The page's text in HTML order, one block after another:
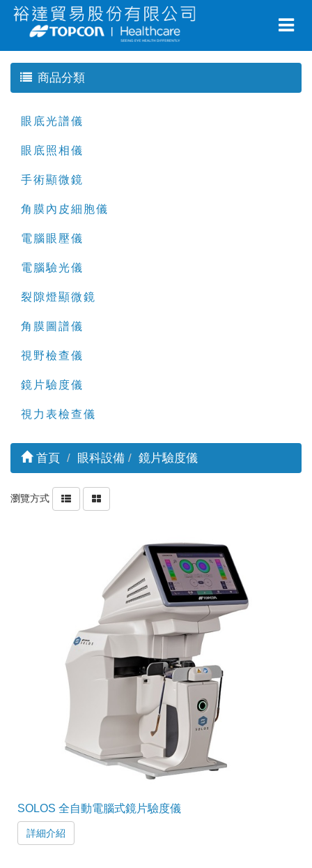
商品分類
眼底光譜儀
眼底照相儀
手術顯微鏡
角膜內皮細胞儀
電腦眼壓儀
電腦驗光儀
裂隙燈顯微鏡
角膜圖譜儀
視野檢查儀
鏡片驗度儀
視力表檢查儀
首頁 眼科設備 鏡片驗度儀
瀏覽方式
SOLOS 全自動電腦式鏡片驗度儀
詳細介紹